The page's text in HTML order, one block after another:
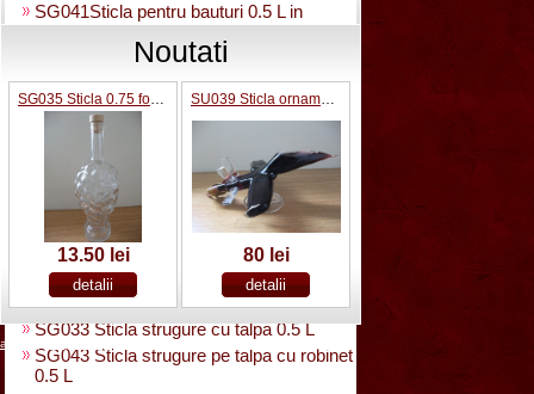
SG041Sticla pentru bauturi 0.5 L in
interior strugure
SG040 Sticla artistica in interior strugure
umpluta 0.35 L
SG030 Sticla artistica Amfora
SG039 Sticla artistica in interior para
SG025 Sticla carte vizita 0.35 L
SG032 Sticla pentru bauturi0.35 L
rasucita
SG029 Sticla rasucita cu numar
SG038 Sticla pentru bauturi cu 2 pahare
SG031 Sticla forma para 0.5 L cu talpa
SG033 Sticla strugure cu talpa 0.5 L
SG043 Sticla strugure pe talpa cu robinet
0.5 L
Noutati
SG035 Sticla 0.75 forma Huta strugure
13.50 lei
SU039 Sticla ornamentala Avion
80 lei
acasa contact cum cumpar